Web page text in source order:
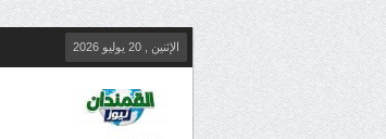
الإثنين , 20 يوليو 2026